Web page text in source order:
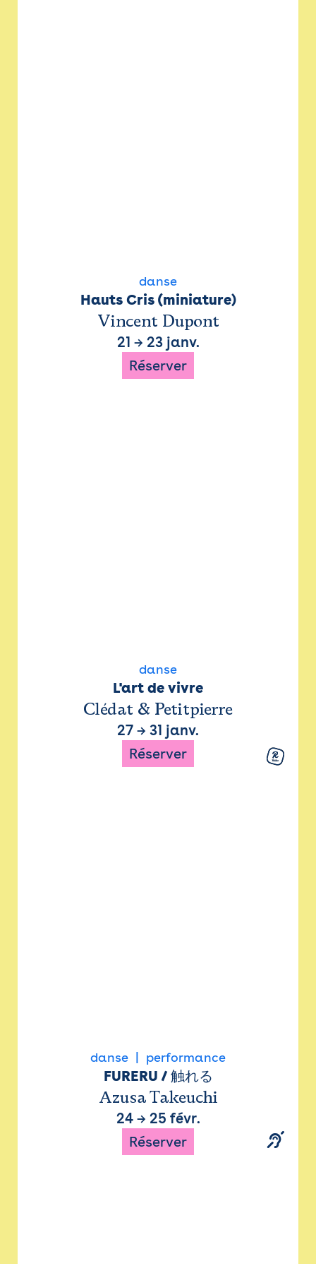
danse
Hauts Cris (miniature)
Vincent Dupont
21 → 23 janv.
Réserver
danse
L'art de vivre
Clédat & Petitpierre
27 → 31 janv.
Réserver
danse performance
FURERU / 触れる
Azusa Takeuchi
24→ 25 févr.
Réserver